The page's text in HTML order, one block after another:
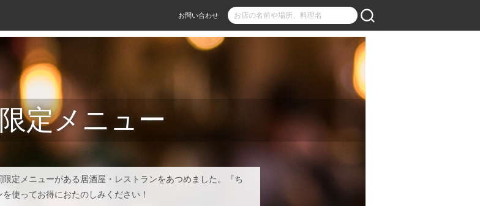
お問い合わせ
定メニュー
定メニューがある居酒屋・レストランをあつめました。『ち
使ってお得におたのしみください！